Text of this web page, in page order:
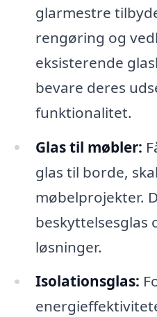
glarmestre
rengøring og
eksisterende
bevare deres
funktionalitet.
Glas til møbler:
glas til borde,
møbelprojekter.
beskyttelsesglas
løsninger.
Isolationsglas: